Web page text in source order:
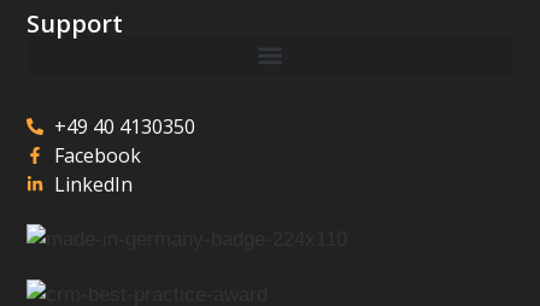
Support
+49 40 4130350
Facebook
LinkedIn